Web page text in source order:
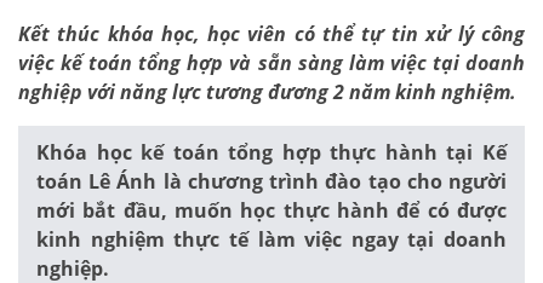
Kết thúc khóa học, học viên có thể tự tin xử lý công
việc kế toán tổng hợp và sẵn sàng làm việc tại doanh
nghiệp với năng lực tương đương 2 năm kinh nghiệm.
Khóa học kế toán tổng hợp thực hành tại Kế
toán Lê Ánh là chương trình đào tạo cho người
mới bắt đầu, muốn học thực hành để có được
kinh nghiệm thực tế làm việc ngay tại doanh
nghiệp.